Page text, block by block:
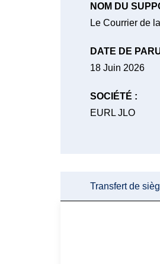
NOM DU
Le Courrier de
DATE DE
18 Juin 2026
SOCIÉTÉ :
EURL JLO
Transfert de